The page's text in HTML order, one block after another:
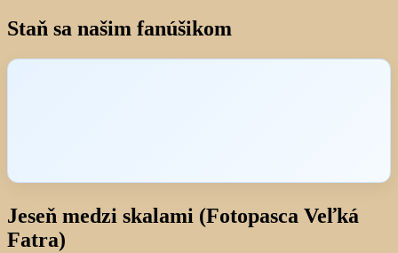
Staň sa našim fanúšikom
Jeseň medzi skalami (Fotopasca Veľká
Fatra)